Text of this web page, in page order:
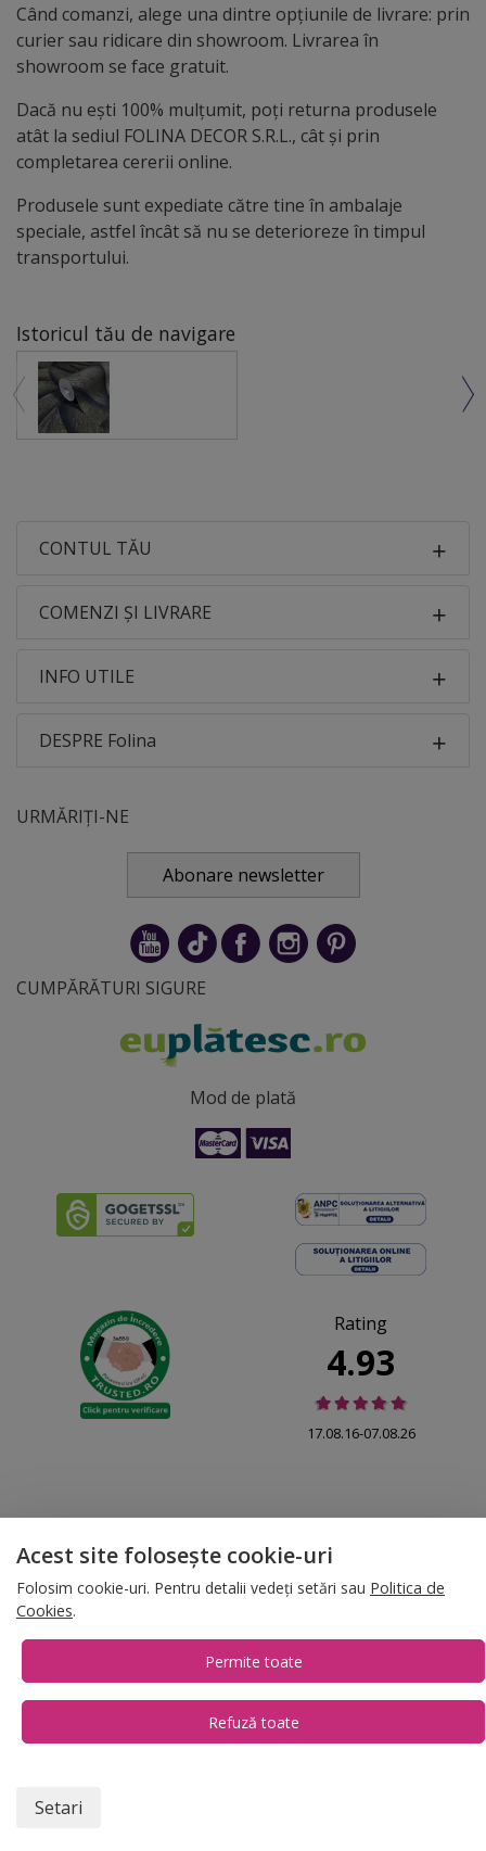
Când comanzi, alege una dintre opțiunile de livrare: prin
curier sau ridicare din showroom. Livrarea în
showroom se face gratuit.
Dacă nu ești 100% mulțumit, poți returna produsele
atât la sediul FOLINA DECOR S.R.L., cât și prin
completarea cererii online.
Produsele sunt expediate către tine în ambalaje
speciale, astfel încât să nu se deterioreze în timpul
transportului.
Istoricul tău de navigare
CONTUL TĂU
COMENZI ȘI LIVRARE
INFO UTILE
DESPRE Folina
URMĂRIȚI-NE
Abonare newsletter
CUMPĂRĂTURI SIGURE
Mod de plată
Rating
4.93
17.08.16-07.08.26
© 2026 Folina.ro | All Rights Reserved. Folina.ro |Designed by Artvertising
Termene și condiții Gestionează preferințe cookies
Acest site folosește cookie-uri
Folosim cookie-uri. Pentru detalii vedeți setări sau Politica de
Cookies.
Permite toate
Refuză toate
Setari